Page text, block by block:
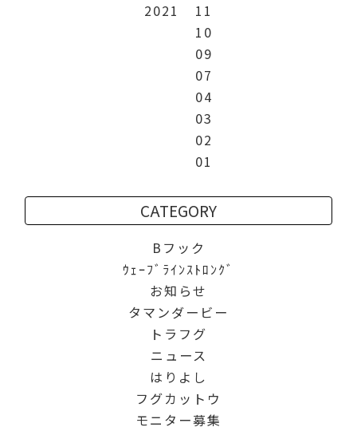
2021
11
10
09
07
04
03
02
01
CATEGORY
Bフック
ｳｪｰﾌﾞﾗｲﾝｽﾄﾛﾝｸﾞ
お知らせ
タマンダービー
トラフグ
ニュース
はりよし
フグカットウ
モニター募集